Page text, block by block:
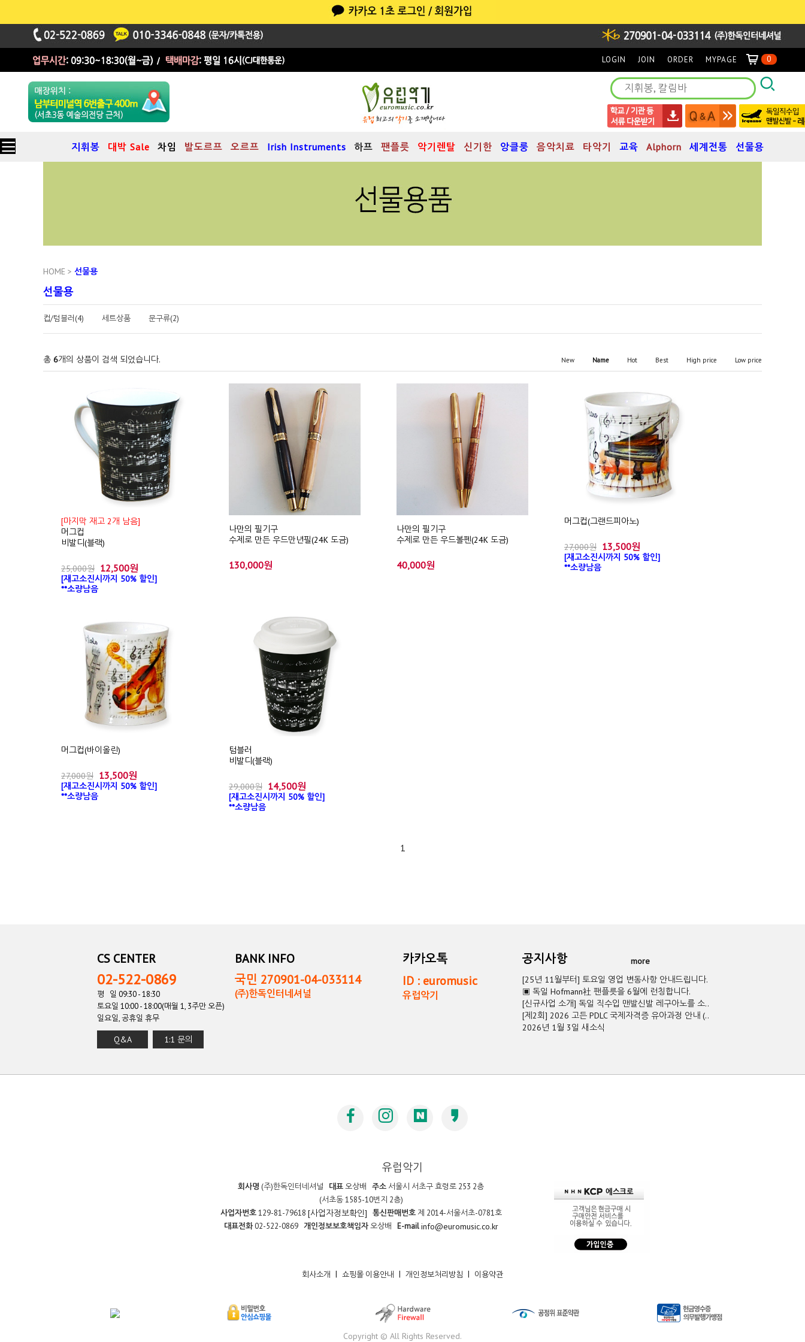
LOGIN JOIN ORDER MYPAGE 0
지휘봉 대박 Sale 차임 발도르프 오르프 Irish Instruments 하프 팬플릇 악기렌탈 신기한 앙클룽 음악치료 타악기 교육 Alphorn 세계전통 선물용
HOME > 선물용
선물용
컵/텀블러(4) 세트상품 문구류(2)
총 6개의 상품이 검색 되었습니다. New Name Hot Best High price Low price
[마지막 재고 2개 남음]
머그컵
비발디(블랙)
25,000원 12,500원
[재고소진시까지 50% 할인]
**소량남음
나만의 필기구
수제로 만든 우드만년필(24K 도금)
130,000원
나만의 필기구
수제로 만든 우드볼펜(24K 도금)
40,000원
머그컵(그랜드피아노)
27,000원 13,500원
[재고소진시까지 50% 할인]
**소량남음
머그컵(바이올린)
27,000원 13,500원
[재고소진시까지 50% 할인]
**소량남음
텀블러
비발디(블랙)
29,000원 14,500원
[재고소진시까지 50% 할인]
**소량남음
1
CS CENTER
02-522-0869
평 일 09:30 - 18:30
토요일 10:00 - 18:00(매월 1, 3주만 오픈)
일요일, 공휴일 휴무
Q&A 1:1 문의
BANK INFO
국민 270901-04-033114
(주)한독인터네셔널
카카오톡
ID : euromusic
유럽악기
공지사항
more
[25년 11월부터] 토요일 영업 변동사항 안내드립니다.
▣ 독일 Hofmann社 팬플릇을 6월에 런칭합니다.
[신규사업 소개] 독일 직수입 맨발신발 레구아노를 소..
[제2회] 2026 고든 PDLC 국제자격증 유아과정 안내 (..
2026년 1월 3일 새소식
유럽악기
회사명 (주)한독인터네셔널 대표오상배 주소 서울시 서초구 효령로 253 2층
(서초동 1585-10번지 2층)
사업자번호129-81-79618 [사업자정보확인] 통신판매번호제 2014-서울서초-0781호
대표전화02-522-0869 개인정보보호책임자오상배 E-mail info@euromusic.co.kr
회사소개 | 쇼핑몰 이용안내 | 개인정보처리방침 | 이용약관
Copyright © All Rights Reserved.